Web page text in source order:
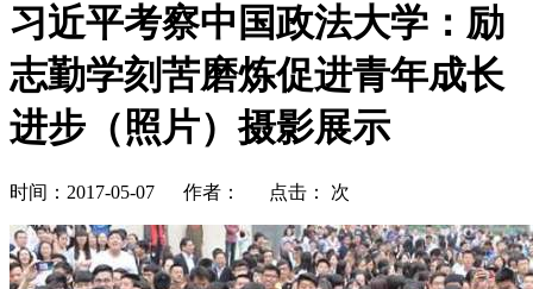
习近平考察中国政法大学：励
志勤学刻苦磨炼促进青年成长
进步（照片）摄影展示
时间：2017-05-07 作者： 点击： 次